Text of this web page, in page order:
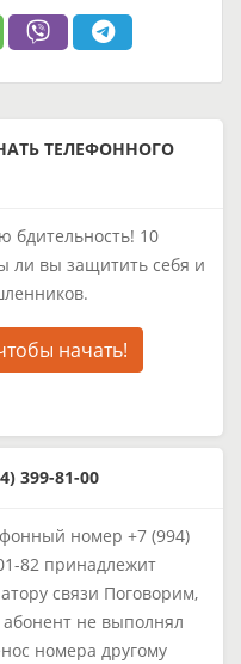
ТЕЛЕФОННОГО
бдительность! 10
ли вы защитить себя и
начать!
399-81-00
номер +7 (994)
82 принадлежит
связи Поговорим,
абонент не выполнял
номера другому